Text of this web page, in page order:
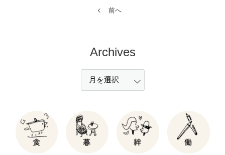
前へ
Archives